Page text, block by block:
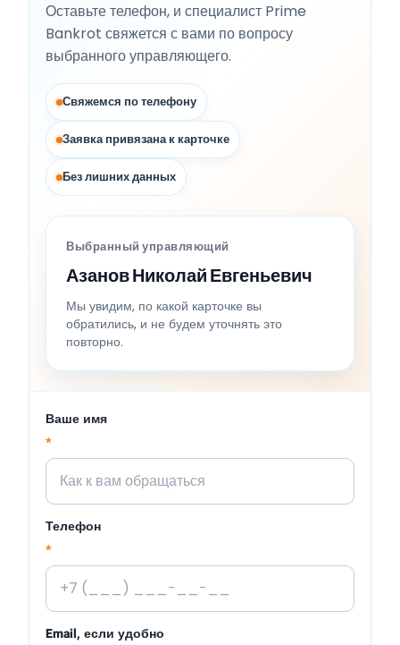
Оставьте телефон, и специалист Prime
Bankrot свяжется с вами по вопросу
выбранного управляющего.
Свяжемся по телефону
Заявка привязана к карточке
Без лишних данных
Выбранный управляющий
Азанов Николай Евгеньевич
Мы увидим, по какой карточке вы
обратились, и не будем уточнять это
повторно.
Ваше имя
*
Телефон
*
Email, если удобно